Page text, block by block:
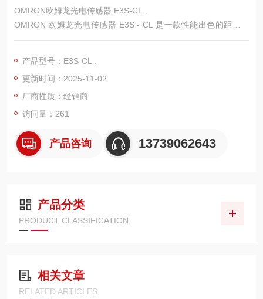
OMRON欧姆龙光电传感器 E3S-CL 、
OMRON 欧姆龙光电传感器 E3S - CL 是一款性能出色的距离设
定型光电传感器，除了前面介绍的基本参数外，还有以下一些特
产品特点
检测稳定：采用的光学系统，能消除背景光的影响，稳定检测各
种颜色的工件，不受颜色、材质限制，标准模型的黑 / 白误差只
有 2% 的最大值24。
产品型号：E3S-CL .
更新时间：2025-11-02
厂商性质：经销商
访问量：261
产品咨询 13739062643
产品分类
PRODUCT CLASSIFICATION
相关文章
RELATED ARTICLES